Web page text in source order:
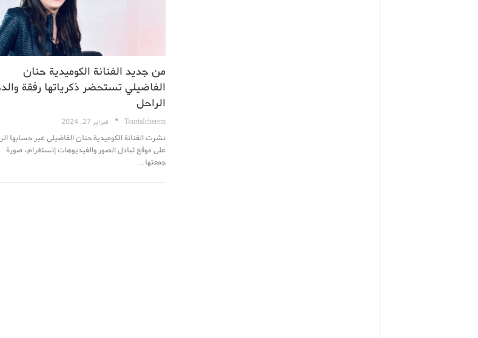
من جديد الفنانة الكوميدية حنان
الفاضيلي تستحضر ذكرياتها رفقة
الراحل
TouriaIcherem فبراير 27, 2024
نشرت الفنانة الكوميدية حنان الفاضيلي عبر حسابها
على موقع تبادل الصور والفيديوهات إنستغرام، صورة
جمعتها…